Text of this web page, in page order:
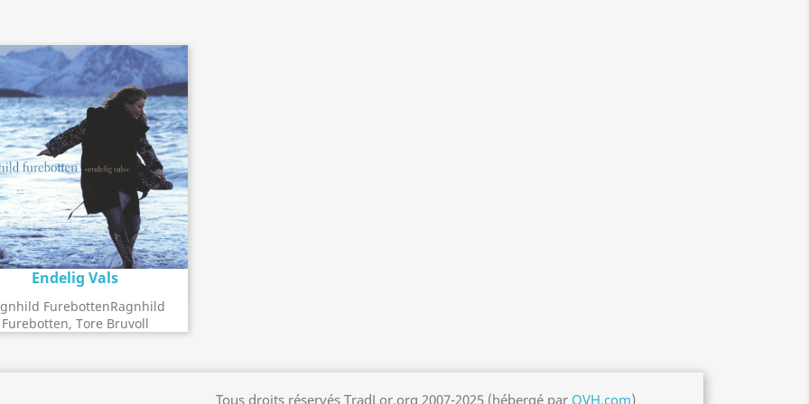
Endelig Vals
FurebottenRagnhild
Furebotten, Tore Bruvoll
Détail de l'album
Tous droits réservés TradLor.org 2007-2025 (hébergé par OVH.com)